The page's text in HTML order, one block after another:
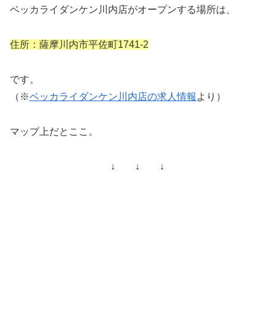
ベッカライダンケン川内店がオープンする場所は、
住所：薩摩川内市平佐町1741-2
です。
（※ベッカライダンケン川内店の求人情報 より）
マップ上だとここ。
↓ ↓ ↓